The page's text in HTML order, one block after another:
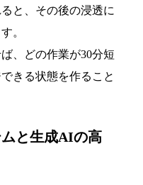
と、その後の浸透に
。
、どの作業が30分短
きる状態を作ること
と生成AIの高